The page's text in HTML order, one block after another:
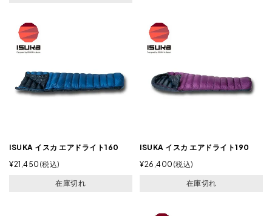
ISUKA イスカ エアドライト160
¥21,450 税込
在庫切れ
ISUKA イスカ エアドライト190
¥26,400 税込
在庫切れ